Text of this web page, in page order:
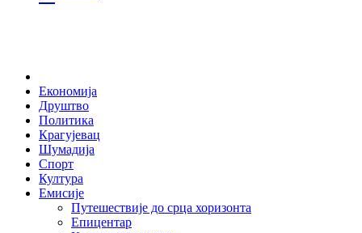
Економија
Друштво
Политика
Крагујевац
Шумадија
Спорт
Култура
Емисије
Путешествије до срца хоризонта
Епицентар